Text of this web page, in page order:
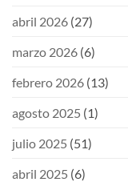
abril 2026 (27)
marzo 2026 (6)
febrero 2026 (13)
agosto 2025 (1)
julio 2025 (51)
abril 2025 (6)